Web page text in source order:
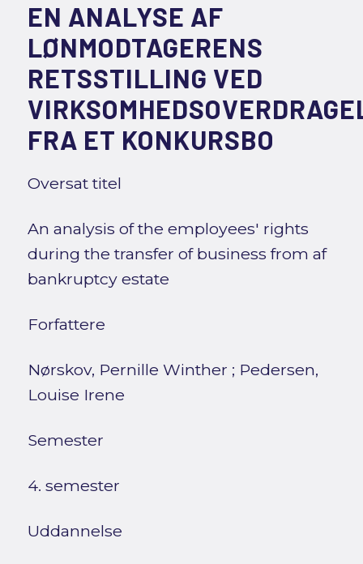
EN ANALYSE AF
LØNMODTAGERENS
RETSSTILLING VED
FRA ET KONKURSBO
Oversat titel
An analysis of the employees' rights
during the transfer of business from af
bankruptcy estate
Forfattere
Nørskov, Pernille Winther ; Pedersen,
Louise Irene
Semester
4. semester
Uddannelse